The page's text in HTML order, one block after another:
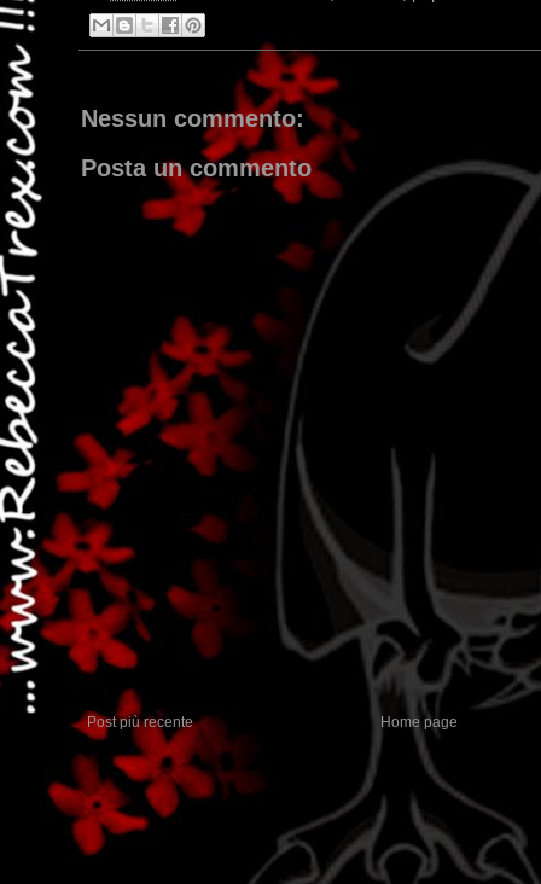
Nessun commento:
Posta un commento
Post più recente Home page